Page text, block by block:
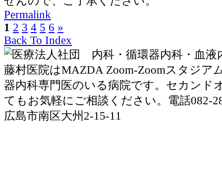
Permalink
1 2 3 4 5 6 »
Back To Index